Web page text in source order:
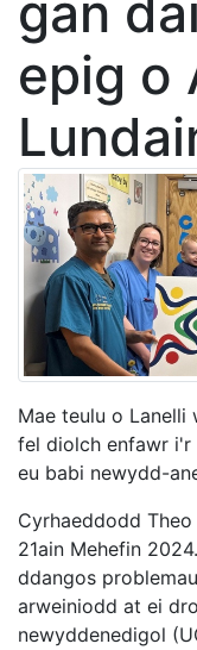
gan
epig o
Mae teulu o
fel diolch enfawr
eu babi newydd-
Cyrhaeddodd
21ain Mehefin
ddangos
arweiniodd at ei
newyddenedigol